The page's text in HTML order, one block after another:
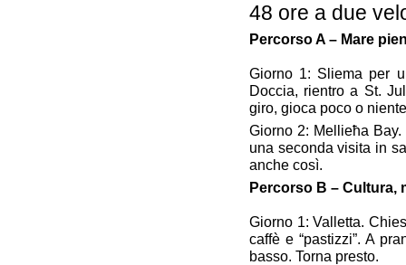
48 ore a due
Percorso A – Mare
Giorno 1: Sliema per
Doccia, rientro a St.
giro, gioca poco o
Giorno 2: Mellieħa
una seconda visita in
anche così.
Percorso B – Cultura,
Giorno 1: Valletta.
caffè e “pastizzi”. A
basso. Torna presto.